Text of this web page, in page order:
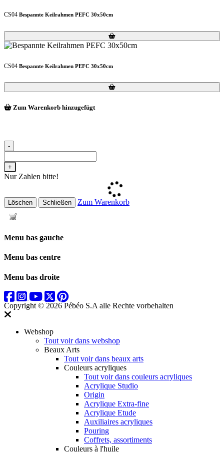
CS04 Bespannte Keilrahmen PEFC 30x50cm
Loading...
Loading...
CS04 Bespannte Keilrahmen PEFC 30x50cm
Loading...
Loading...
Zum Warenkorb hinzugefügt
-
+
Nur Zahlen bitte!
Löschen Schließen Zum Warenkorb
Menu bas gauche
Menu bas centre
Menu bas droite
Copyright © 2026 Pébéo S.A alle Rechte vorbehalten
Webshop
Tout voir dans webshop
Beaux Arts
Tout voir dans beaux arts
Couleurs acryliques
Tout voir dans couleurs acryliques
Acrylique Studio
Origin
Acrylique Extra-fine
Acrylique Etude
Auxiliaires acryliques
Pouring
Coffrets, assortiments
Couleurs à l'huile